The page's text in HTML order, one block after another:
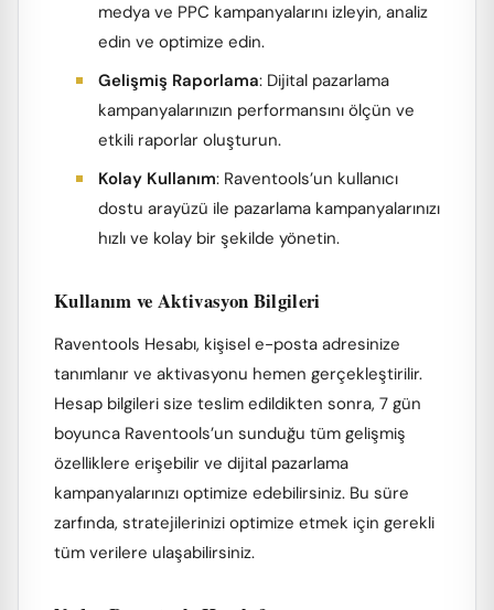
medya ve PPC kampanyalarını izleyin, analiz
edin ve optimize edin.
Gelişmiş Raporlama: Dijital pazarlama
kampanyalarınızın performansını ölçün ve
etkili raporlar oluşturun.
Kolay Kullanım: Raventools’un kullanıcı
dostu arayüzü ile pazarlama kampanyalarınızı
hızlı ve kolay bir şekilde yönetin.
Kullanım ve Aktivasyon Bilgileri
Raventools Hesabı, kişisel e-posta adresinize
tanımlanır ve aktivasyonu hemen gerçekleştirilir.
Hesap bilgileri size teslim edildikten sonra, 7 gün
boyunca Raventools’un sunduğu tüm gelişmiş
özelliklere erişebilir ve dijital pazarlama
kampanyalarınızı optimize edebilirsiniz. Bu süre
zarfında, stratejilerinizi optimize etmek için gerekli
tüm verilere ulaşabilirsiniz.